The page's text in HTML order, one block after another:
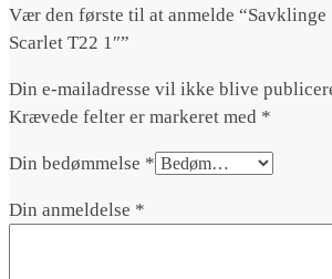
Vær den første til at anmelde “Savklinge
Scarlet T22 1″”
Din e-mailadresse vil ikke blive
Krævede felter er markeret med *
Din bedømmelse *
Din anmeldelse *